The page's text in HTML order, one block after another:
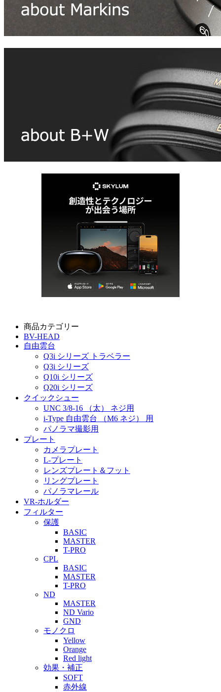
商品カテゴリー
BV-HEAD
自由雲台
Q3i シリーズ トラベラー
Q3i シリーズ
Q10i シリーズ
Q20i シリーズ
クイックシュー
UNC 3/8-16 （太） ネジ用
i-Type 自由雲台 （M6 ネジ） 用
パノラマ撮影用
プレート
カメラプレート
L-プレート
レンズプレート＆フット
リングプレート
パノラマレール
VR-ホルダー
フィルター
保護
BASIC
MASTER
T-PRO
CPL
BASIC
MASTER
T-PRO
ND
MASTER
ND Vario
GND
モノクロ
Yellow
Orange
Red light
効果・補正
SOFT
赤外線